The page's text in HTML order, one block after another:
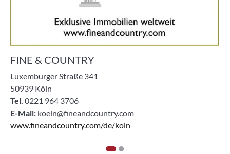
FINE & COUNTRY
Luxemburger Straße 341
50939 Köln
Tel. 0221 964 3706
E-Mail: koeln@fineandcountry.com
www.fineandcountry.com/de/koln
1 2